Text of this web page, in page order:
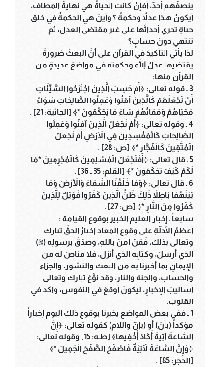
ينصفْهم أحدٌ، أفإنْ كانت الحياةُ هي نهايةَ المطاف،
أيكونُ هـذا عدلاً وحكمةً ؟ وأينَ هي الحكمةُ في خلق
حياةٍ تجري أحداثُها على غير مقتضى العدل، ثم
تنتهي دونَ حسابٍ؟
لذا يأتي التأكيدُ في القرآن على أنَّ البعثَ ضرورةٌ
يقتضيها عدلُ اللهِ وحكمته في مواضعَ عديدةٍ من
القرآن منها:
3 ـ قوله تعالى: ﴿أَمْ حَسِبَ الَّذِينَ اجْتَرَحُوا السَّيِّئَاتِ
أَنْ نَجْعَلَهُمْ كَالَّذِينَ آمَنُوا وَعَمِلُوا الصَّالِحَاتِ سَوَاءً
مَحْيَاهُمْ وَمَمَاتُهُمْ سَاءَ مَا يَحْكُمُونَ *﴾ [الجاثية: 21] .
4 ـ وقوله تعالى: ﴿أَمْ نَجْعَلُ الَّذِينَ آمَنُوا وَعَمِلُوا
الصَّالِحَاتِ كَالْمُفْسِدِينَ فِي الأَرْضِ أَمْ نَجْعَلُ
الْمُتَّقِينَ كَالْفُجَّارِ *﴾ [ص: 28] .
5 ـ قال تعالى: ﴿أَفَنَجْعَلُ الْمُسْلِمِينَ كَالْمُجْرِمِينَ *مَا
لَكُمْ كَيْفَ تَحْكُمُونَ *﴾ [القلم: 35 ـ 36] .
6 ـ قال تعالى: ﴿وَمَا خَلَقْنَا السَّمَاءَ وَالأَرْضَ وَمَا
بَيْنَهُمَا بَاطِلاً ذَلِكَ ظَنُّ الَّذِينَ كَفَرُوا فَوَيْلٌ لِلَّذِينَ
كَفَرُوا مِنَ النَّارِ *﴾ [ص: 27] .
سابعاً ـ إخبار العليم الخبير بوقوع القيامة :
أعظمُ الأدلّةِ على وقوع المعاد إخبارُ الحقِّ تبارك
وتعالى بذلك، فَمَنْ امنَ باللهِ، وصدّقَ برسولِه (ﷺ)
الذي أرسلَ، وكتابِه الذي أنزل، فلا مناصَ له من
الإيمانِ بما أخبرنا به من البعث والنشور، والجزاء
والحساب، والجنة والنار، وقد نوَّعَ تبارك وتعالى
أساليبَ الإخبارِ، ليكونَ أوقعَ في النفوس، واكد في
القلوب.
1 ـ ففي بعض المواضع يخبرنا بوقوع ذلك اليوم إخباراً
مؤكداً (بأنّ) أو (بإنّ واللام) كقوله تعالى: ﴿إِنَّ
السَّاعَةَ آتِيَةٌ أَكَادُ أُخْفِيهَا﴾ [طـه: 15] وقوله تعالى:
﴿وَإِنَّ السَّاعَةَ لآَتِيَةٌ فَاصْفَحْ الصَّفْحَ الْجَمِيلَ *﴾
[الحجر: 85] .